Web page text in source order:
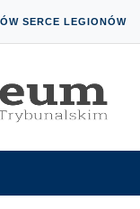
SERCE LEGIONÓW